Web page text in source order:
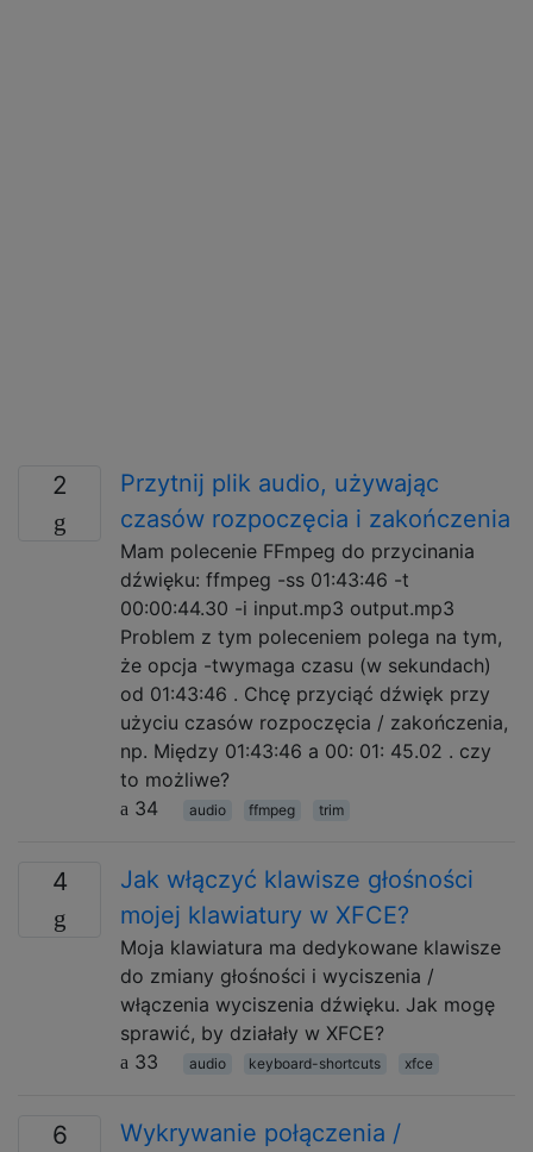
2
Przytnij plik audio, używając
czasów rozpoczęcia i zakończenia
Mam polecenie FFmpeg do przycinania
dźwięku: ffmpeg -ss 01:43:46 -t
00:00:44.30 -i input.mp3 output.mp3
Problem z tym poleceniem polega na tym,
że opcja -twymaga czasu (w sekundach)
od 01:43:46 . Chcę przyciąć dźwięk przy
użyciu czasów rozpoczęcia / zakończenia,
np. Między 01:43:46 a 00: 01: 45.02 . czy
to możliwe?
34
audio ffmpeg trim
4
Jak włączyć klawisze głośności
mojej klawiatury w XFCE?
Moja klawiatura ma dedykowane klawisze
do zmiany głośności i wyciszenia /
włączenia wyciszenia dźwięku. Jak mogę
sprawić, by działały w XFCE?
33
audio keyboard-shortcuts xfce
6
Wykrywanie połączenia /